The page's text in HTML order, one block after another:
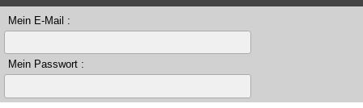
Mein E-Mail :
Mein Passwort :